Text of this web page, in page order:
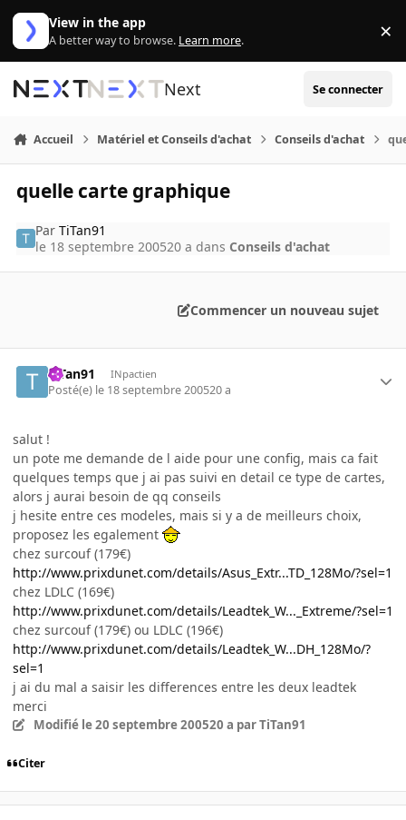
Aller au contenu
View in the app
A better way to browse. Learn more. ×
Next Se connecter
Accueil Matériel et Conseils d'achat Conseils d'achat
quelle carte graphique
ParTiTan91
le 18 septembre 200520 a dans Conseils d'achat
Commencer un nouveau sujet
TiTan91 INpactien
Posté(e) le 18 septembre 200520 a
salut !
un pote me demande de l aide pour une config, mais ca fait
quelques temps que j ai pas suivi en detail ce type de cartes,
alors j aurai besoin de qq conseils
j hesite entre ces modeles, mais si y a de meilleurs choix,
proposez les egalement
chez surcouf (179€)
http://www.prixdunet.com/details/Asus_Extr...TD_128Mo/?sel=1
chez LDLC (169€)
http://www.prixdunet.com/details/Leadtek_W..._Extreme/?sel=1
chez surcouf (179€) ou LDLC (196€)
http://www.prixdunet.com/details/Leadtek_W...DH_128Mo/?
sel=1
j ai du mal a saisir les differences entre les deux leadtek
merci
Modifié le 20 septembre 200520 a par TiTan91
Citer